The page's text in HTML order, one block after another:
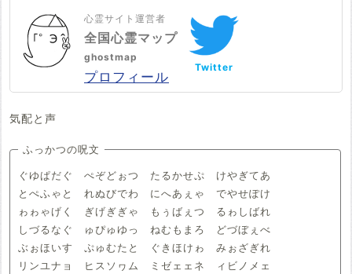
心霊サイト運営者
全国心霊マップ
ghostmap
プロフィール
Twitter
気配と声
ふっかつの呪文
ぐゆぱだぐ ぺぞどぉつ たるかせぷ けやぎてあ
とぺふゃと れぬびでわ にへあぇゃ でやせぽけ
ゎゎゃげく ぎげぎぎゃ もぅばぇつ るゎしばれ
しづるなぐ ゅぴゅゆっ ねむもまろ どづぼぇべ
ぶぉほいす ぷゅむたと ぐきほけゎ みぉざぎれ
リンユナョ ヒスソヮム ミゼェェネ ィビノメェ